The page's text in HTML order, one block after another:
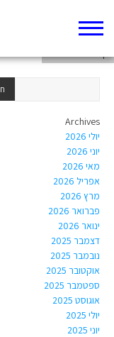
Archives
יולי 2026
יוני 2026
מאי 2026
אפריל 2026
מרץ 2026
פברואר 2026
ינואר 2026
דצמבר 2025
נובמבר 2025
אוקטובר 2025
ספטמבר 2025
אוגוסט 2025
יולי 2025
יוני 2025